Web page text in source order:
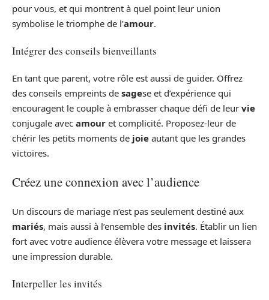
pour vous, et qui montrent à quel point leur union
symbolise le triomphe de l’amour.
Intégrer des conseils bienveillants
En tant que parent, votre rôle est aussi de guider. Offrez
des conseils empreints de sagese et d’expérience qui
encouragent le couple à embrasser chaque défi de leur vie
conjugale avec amour et complicité. Proposez-leur de
chérir les petits moments de joie autant que les grandes
victoires.
Créez une connexion avec l’audience
Un discours de mariage n’est pas seulement destiné aux
mariés, mais aussi à l’ensemble des invités. Établir un lien
fort avec votre audience élèvera votre message et laissera
une impression durable.
Interpeller les invités